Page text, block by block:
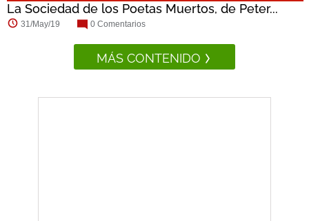
La Sociedad de los Poetas Muertos, de Peter...
31/May/19 0 Comentarios
MÁS CONTENIDO